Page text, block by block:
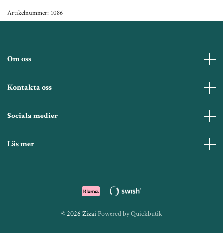
Artikelnummer: 1086
Om oss
Kontakta oss
Sociala medier
Läs mer
© 2026 ZizaiPowered by Quickbutik